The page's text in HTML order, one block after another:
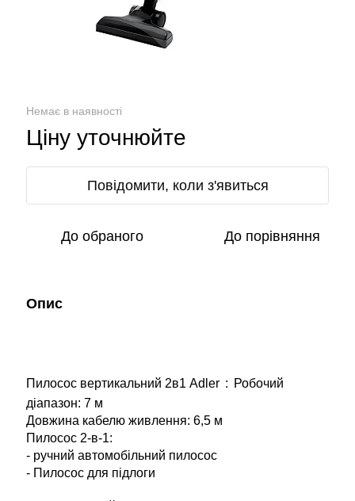
Немає в наявності
Ціну уточнюйте
Повідомити, коли з'явиться
До обраного До порівняння
Опис
Пилосос вертикальний 2в1 Adler : Робочий
діапазон: 7 м
Довжина кабелю живлення: 6,5 м
Пилосос 2-в-1:
- ручний автомобільний пилосос
- Пилосос для підлоги